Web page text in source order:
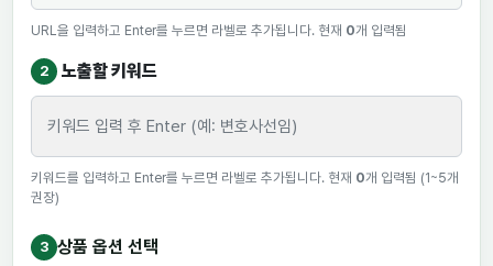
URL을 입력하고 Enter를 누르면 라벨로 추가됩니다. 현재 0개 입력됨
2 노출할 키워드
키워드를 입력하고 Enter를 누르면 라벨로 추가됩니다. 현재 0개 입력됨 (1~5개
권장)
3 상품 옵션 선택